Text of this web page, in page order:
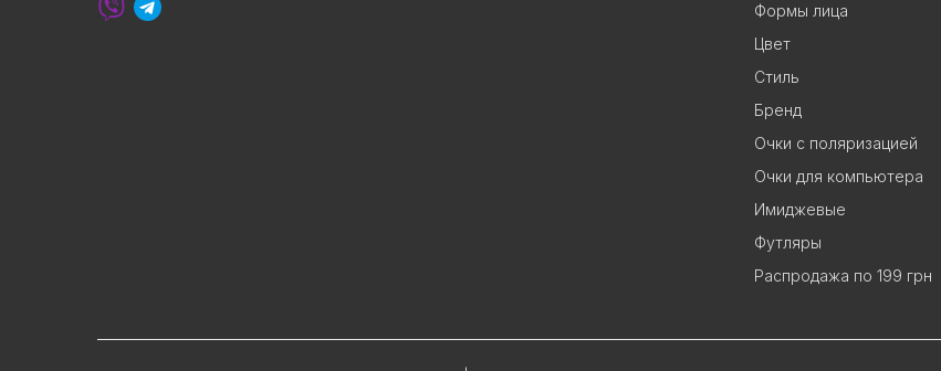
Формы лица
Цвет
Стиль
Бренд
Очки с поляризацией
Очки для компьютера
Имиджевые
Футляры
Распродажа по 199 грн